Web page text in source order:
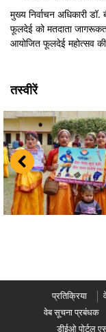
मुख्य निर्वाचन अधिकारी
फूलदेई को मतदाता
आयोजित फूलदेई महोत्सव
तस्वीरें
प्रतिक्रिया
वेब सूचना प्रबंधक
डीईओ पोर्टल